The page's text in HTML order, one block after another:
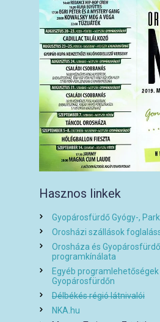
Hasznos linkek
Gyopárosfürdő Gyógy-,
Orosházi szállások
Orosháza és
programkínálata
Egyéb
Gyopárosfürdőn
Délbékés régió látnivalói
NKA.hu